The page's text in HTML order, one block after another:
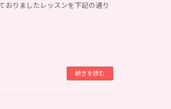
おりましたレッスンを下記の通り
続きを読む